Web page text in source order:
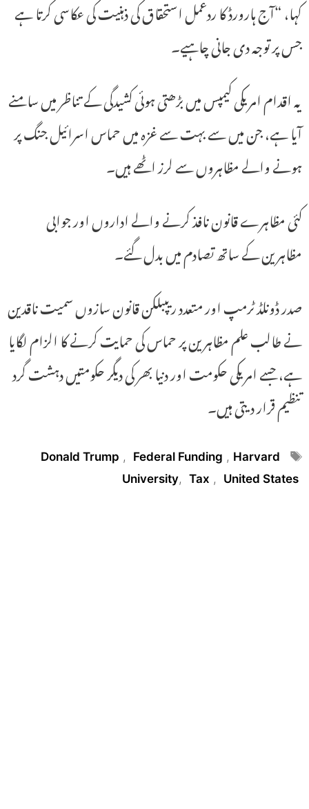
کہا، “آج ہارورڈ کا ردعمل استحقاق کی ذہنیت کی عکاسی کرتا ہے
جس پر توجہ دی جانی چاہیے۔
یہ اقدام امریکی کیمپس میں بڑھتی ہوئی کشیدگی کے تناظر میں سامنے
آیا ہے، جن میں سے بہت سے غزہ میں حماس اسرائیل جنگ پر
ہونے والے مظاہروں سے لرز اٹھے ہیں۔
کئی مظاہرے قانون نافذ کرنے والے اداروں اور جوابی
مظاہرین کے ساتھ تصادم میں بدل گئے۔
صدر ڈونلڈ ٹرمپ اور متعدد ریپبلکن قانون سازوں سمیت ناقدین
نے طالب علم مظاہرین پر حماس کی حمایت کرنے کا الزام لگایا
ہے، جسے امریکی حکومت اور دنیا بھر کی دیگر حکومتیں دہشت گرد
تنظیم قرار دیتی ہیں۔
Tags
Donald Trump , Federal Funding , Harvard
University, Tax , United States